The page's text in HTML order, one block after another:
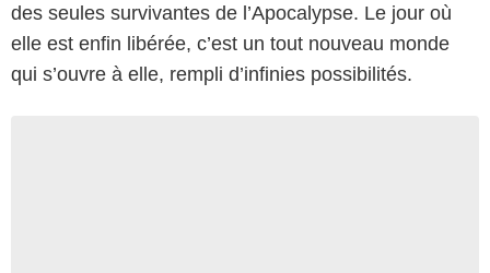
des seules survivantes de l’Apocalypse. Le jour où
elle est enfin libérée, c’est un tout nouveau monde
qui s’ouvre à elle, rempli d’infinies possibilités.